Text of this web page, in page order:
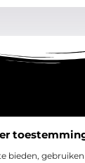
bieden,